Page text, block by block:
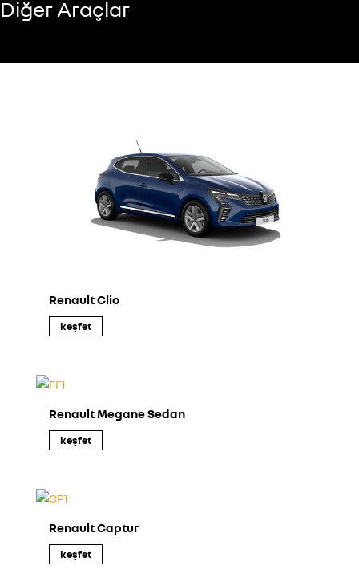
Diğer Araçlar
Renault Clio
keşfet
Renault Megane Sedan
keşfet
Renault Captur
keşfet